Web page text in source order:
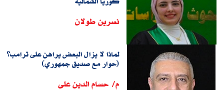
نسرين طولان
لماذا لا يزال البعض يراهن على ترامب؟
(حوار مع صديق جمهوري)
م/ حسام الدين على